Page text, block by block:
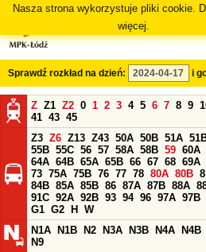
Nasza strona wykorzystuje pliki cookie.
więcej.
Sprawdź rozkład na dzień: i
Z Z1 Z2 0 1 2 3 4 5 6 7 8 9
41 43 45
Z3 Z6 Z13 Z43 50A 50B 51A
55B 55C 56 57 58A 58B 59 60A
64A 64B 65A 65B 66 67 68 69A
73 75A 75B 76 77 78 80A 80B
84B 85A 85B 86 87A 87B 88A
91C 92A 92B 93 94 96 97A 97B
G1 G2 H
W
N1A
N1B N2 N3A N3B N4A N4B
N9